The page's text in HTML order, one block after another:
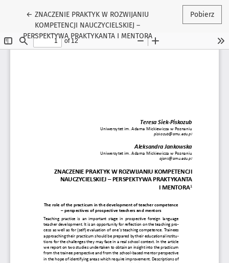
←Wróć do szczegółów artykułu
ZNACZENIE PRAKTYK W ROZWIJANIU
KOMPETENCJI NAUCZYCIELSKIEJ –
PERSPEKTYWA PRAKTYKANTA I MENTORA
Pobierz